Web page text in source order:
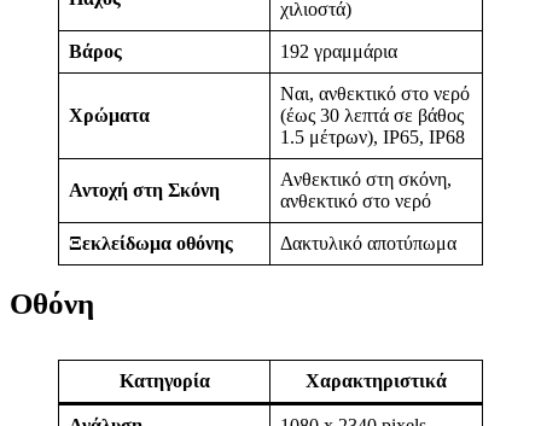
χιλιοστά)
Βάρος 192 γραμμάρια
Χρώματα
Ναι, ανθεκτικό στο νερό
(έως 30 λεπτά σε βάθος
1.5 μέτρων), IP65, IP68
Αντοχή στη Σκόνη
Ανθεκτικό στη σκόνη,
ανθεκτικό στο νερό
Ξεκλείδωμα οθόνης Δακτυλικό αποτύπωμα
Οθόνη
Κατηγορία Χαρακτηριστικά